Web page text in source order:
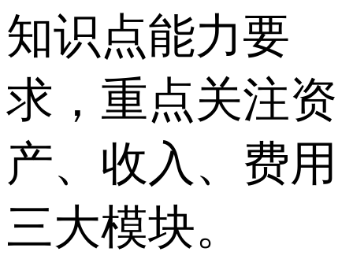
知识点能力要
求，重点关注资
产、收入、费用
三大模块。